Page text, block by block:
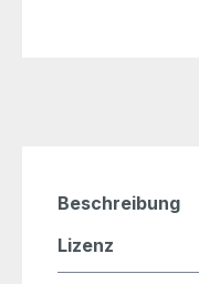
Beschreibung
Lizenz